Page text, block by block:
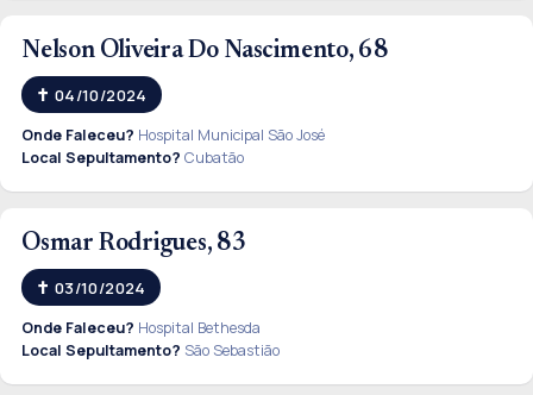
Nelson Oliveira Do Nascimento, 68
04/10/2024
Onde Faleceu? Hospital Municipal São José
Local Sepultamento? Cubatão
Osmar Rodrigues, 83
03/10/2024
Onde Faleceu? Hospital Bethesda
Local Sepultamento? São Sebastião